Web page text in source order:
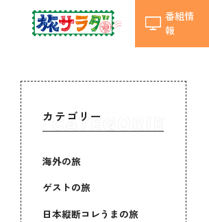
番組情
報
カテゴリー
海外の旅
ゲストの旅
日本縦断コレうまの旅